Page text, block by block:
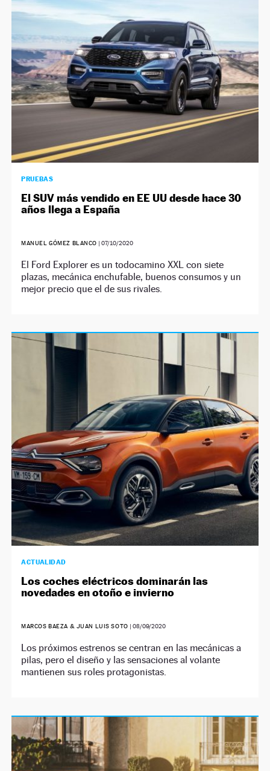
PRUEBAS
El SUV más vendido en EE UU desde hace 30
años llega a España
MANUEL GÓMEZ BLANCO |07/10/2020
El Ford Explorer es un todocamino XXL con siete
plazas, mecánica enchufable, buenos consumos y un
mejor precio que el de sus rivales.
ACTUALIDAD
Los coches eléctricos dominarán las
novedades en otoño e invierno
MARCOS BAEZA & JUAN LUIS SOTO | 08/09/2020
Los próximos estrenos se centran en las mecánicas a
pilas, pero el diseño y las sensaciones al volante
mantienen sus roles protagonistas.